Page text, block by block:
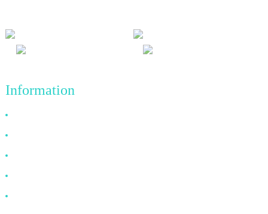
Information